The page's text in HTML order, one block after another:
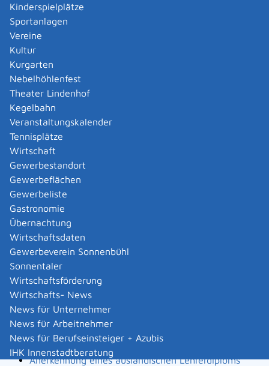
Kinderspielplätze
Sportanlagen
Vereine
Kultur
Kurgarten
Nebelhöhlenfest
Theater Lindenhof
Kegelbahn
Veranstaltungskalender
Tennisplätze
Wirtschaft
Gewerbestandort
Gewerbeflächen
Gewerbeliste
Gastronomie
Übernachtung
Wirtschaftsdaten
Gewerbeverein Sonnenbühl
Sonnentaler
Wirtschaftsförderung
Wirtschafts- News
News für Unternehmer
News für Arbeitnehmer
News für Berufseinsteiger + Azubis
IHK Innenstadtberatung
Altersrente für besonders langjährig Versicherte
beantragen
Altersrente für schwerbehinderte Menschen
beantragen
Amtliche Meldebestätigung ausstellen
Andere Strafanzeige stellen
Änderung bezüglich des Betriebs gentechnischer
Anlagen mitteilen
Änderung der Gemeinschaftslizenz beantragen
Änderung des Entwicklungsziels einer Ökokonto-
Maßnahme beantragen
Änderung des Wohnsitzes innerhalb derselben
Stadt oder Gemeinde melden
Änderung nach Beantragung oder bei Bezug von
Bürgergeld mitteilen
Änderung persönlicher Daten der Hochschule
mitteilen
Änderungen an die Krankenkasse melden
Anerkennung als gemeinnützige Stiftung
beantragen
Anerkennung als Pharmaberater beantragen
Anerkennung als Prüf-, Zertifizierung- oder
Überwachungsstelle (PÜZ-Stelle) nach
Landesbauordnung
Anerkennung eines ausländischen Lehrerdiploms